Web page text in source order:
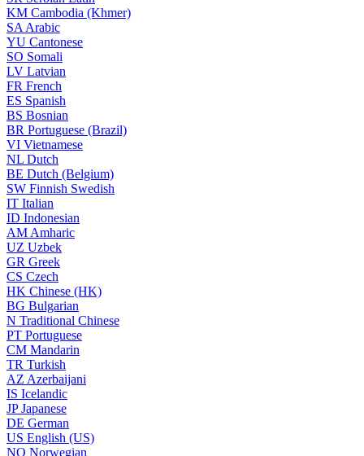
KM Cambodia (Khmer)
SA Arabic
YU Cantonese
SO Somali
LV Latvian
FR French
ES Spanish
BS Bosnian
BR Portuguese (Brazil)
VI Vietnamese
NL Dutch
BE Dutch (Belgium)
SW Finnish Swedish
IT Italian
ID Indonesian
AM Amharic
UZ Uzbek
GR Greek
CS Czech
HK Chinese (HK)
BG Bulgarian
N Traditional Chinese
PT Portuguese
CM Mandarin
TR Turkish
AZ Azerbaijani
IS Icelandic
JPJapanese
DE German
US English (US)
NO Norwegian